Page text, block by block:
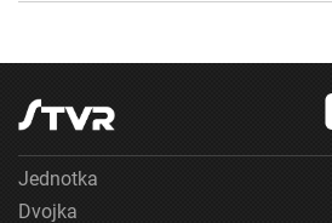
Jednotka
Dvojka